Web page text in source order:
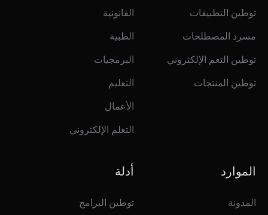
توطين التطبيقات
مسرد المصطلحات
توطين التعم الإلكتروني
توطين المنتجات
القانونية
الطبية
البرمجيات
التعليم
الأعمال
التعلم الإلكتروني
الموارد
المدونة
أدلة
توطين البرامج